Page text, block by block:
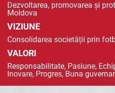
Dezvoltarea, promovarea și
Moldova
VIZIUNE
Consolidarea societății prin
VALORI
Responsabilitate, Pasiune,
Inovare, Progres, Buna